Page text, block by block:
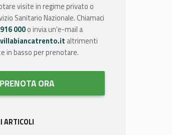
visite in regime privato o
Sanitario Nazionale. Chiamaci
000o invia un'e-mail a
altrimenti
in basso per prenotare.
PRENOTA ORA
ARTICOLI